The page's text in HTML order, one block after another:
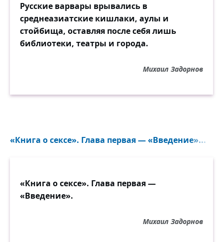
Русские варвары врывались в
среднеазиатские кишлаки, аулы и
стойбища, оставляя после себя лишь
библиотеки, театры и города.
Михаил Задорнов
«Книга о сексе». Глава первая — «Введение»...
«Книга о сексе». Глава первая —
«Введение».
Михаил Задорнов